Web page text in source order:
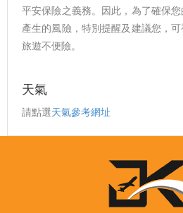
平安保險之義務。因此，為了確保
產生的風險，特別提醒及建議您，
旅遊不便險。
天氣
請點選天氣參考網址